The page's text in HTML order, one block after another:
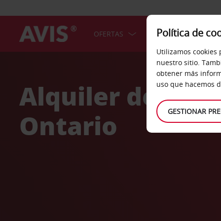
OFERTAS COCHES
Alquiler de
Ontario
Política de
Utilizamos
nuestro sitio.
obtener más
uso que hacemos
GESTIONAR